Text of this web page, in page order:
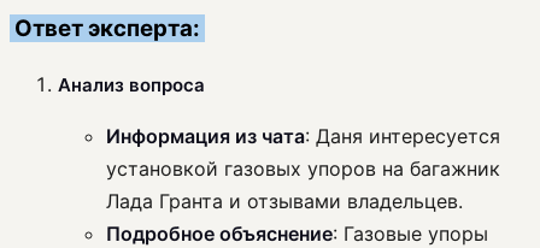
Ответ эксперта:
Анализ вопроса
Информация из чата: Даня интересуется
установкой газовых упоров на багажник
Лада Гранта и отзывами владельцев.
Подробное объяснение: Газовые упоры